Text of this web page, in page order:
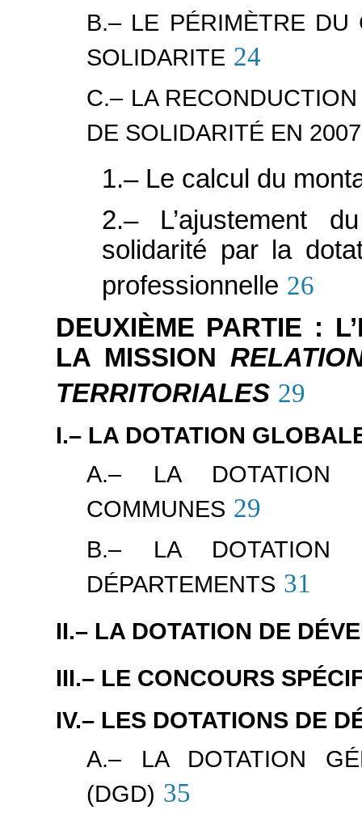
B.– LE PÉRIMÈTRE DU
SOLIDARITE 24
C.– LA
DE SOLIDARITÉ EN 2007
1.– Le calcul du
2.– L’ajustement
solidarité par la
professionnelle 26
DEUXIÈME PARTIE :
LA MISSION
TERRITORIALES 29
I.– LA DOTATION
A.– LA DOTATION
COMMUNES 29
B.– LA DOTATION
DÉPARTEMENTS 31
II.– LA DOTATION DE
III.– LE CONCOURS
IV.– LES DOTATIONS DE
A.– LA DOTATION
(DGD) 35